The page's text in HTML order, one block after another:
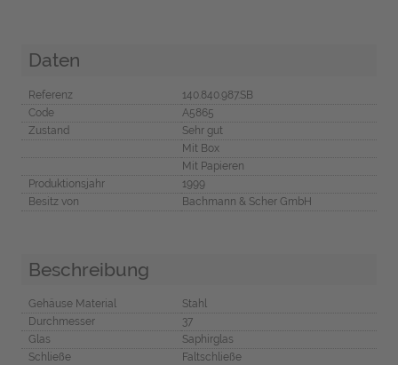
Daten
Referenz
140.840.987.SB
Code
A5865
Zustand
Sehr gut
Mit Box
Mit Papieren
Produktionsjahr
1999
Besitz von
Bachmann & Scher GmbH
Beschreibung
Gehäuse Material
Stahl
Durchmesser
37
Glas
Saphirglas
Schließe
Faltschließe